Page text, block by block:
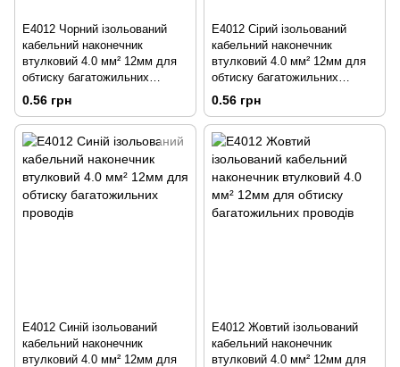
E4012 Чорний ізольований
кабельний наконечник
втулковий 4.0 мм² 12мм для
обтиску багатожильних
проводів
0.56 грн
E4012 Сірий ізольований
кабельний наконечник
втулковий 4.0 мм² 12мм для
обтиску багатожильних
проводів
0.56 грн
E4012 Синій ізольований
кабельний наконечник
втулковий 4.0 мм² 12мм для
E4012 Жовтий ізольований
кабельний наконечник
втулковий 4.0 мм² 12мм для